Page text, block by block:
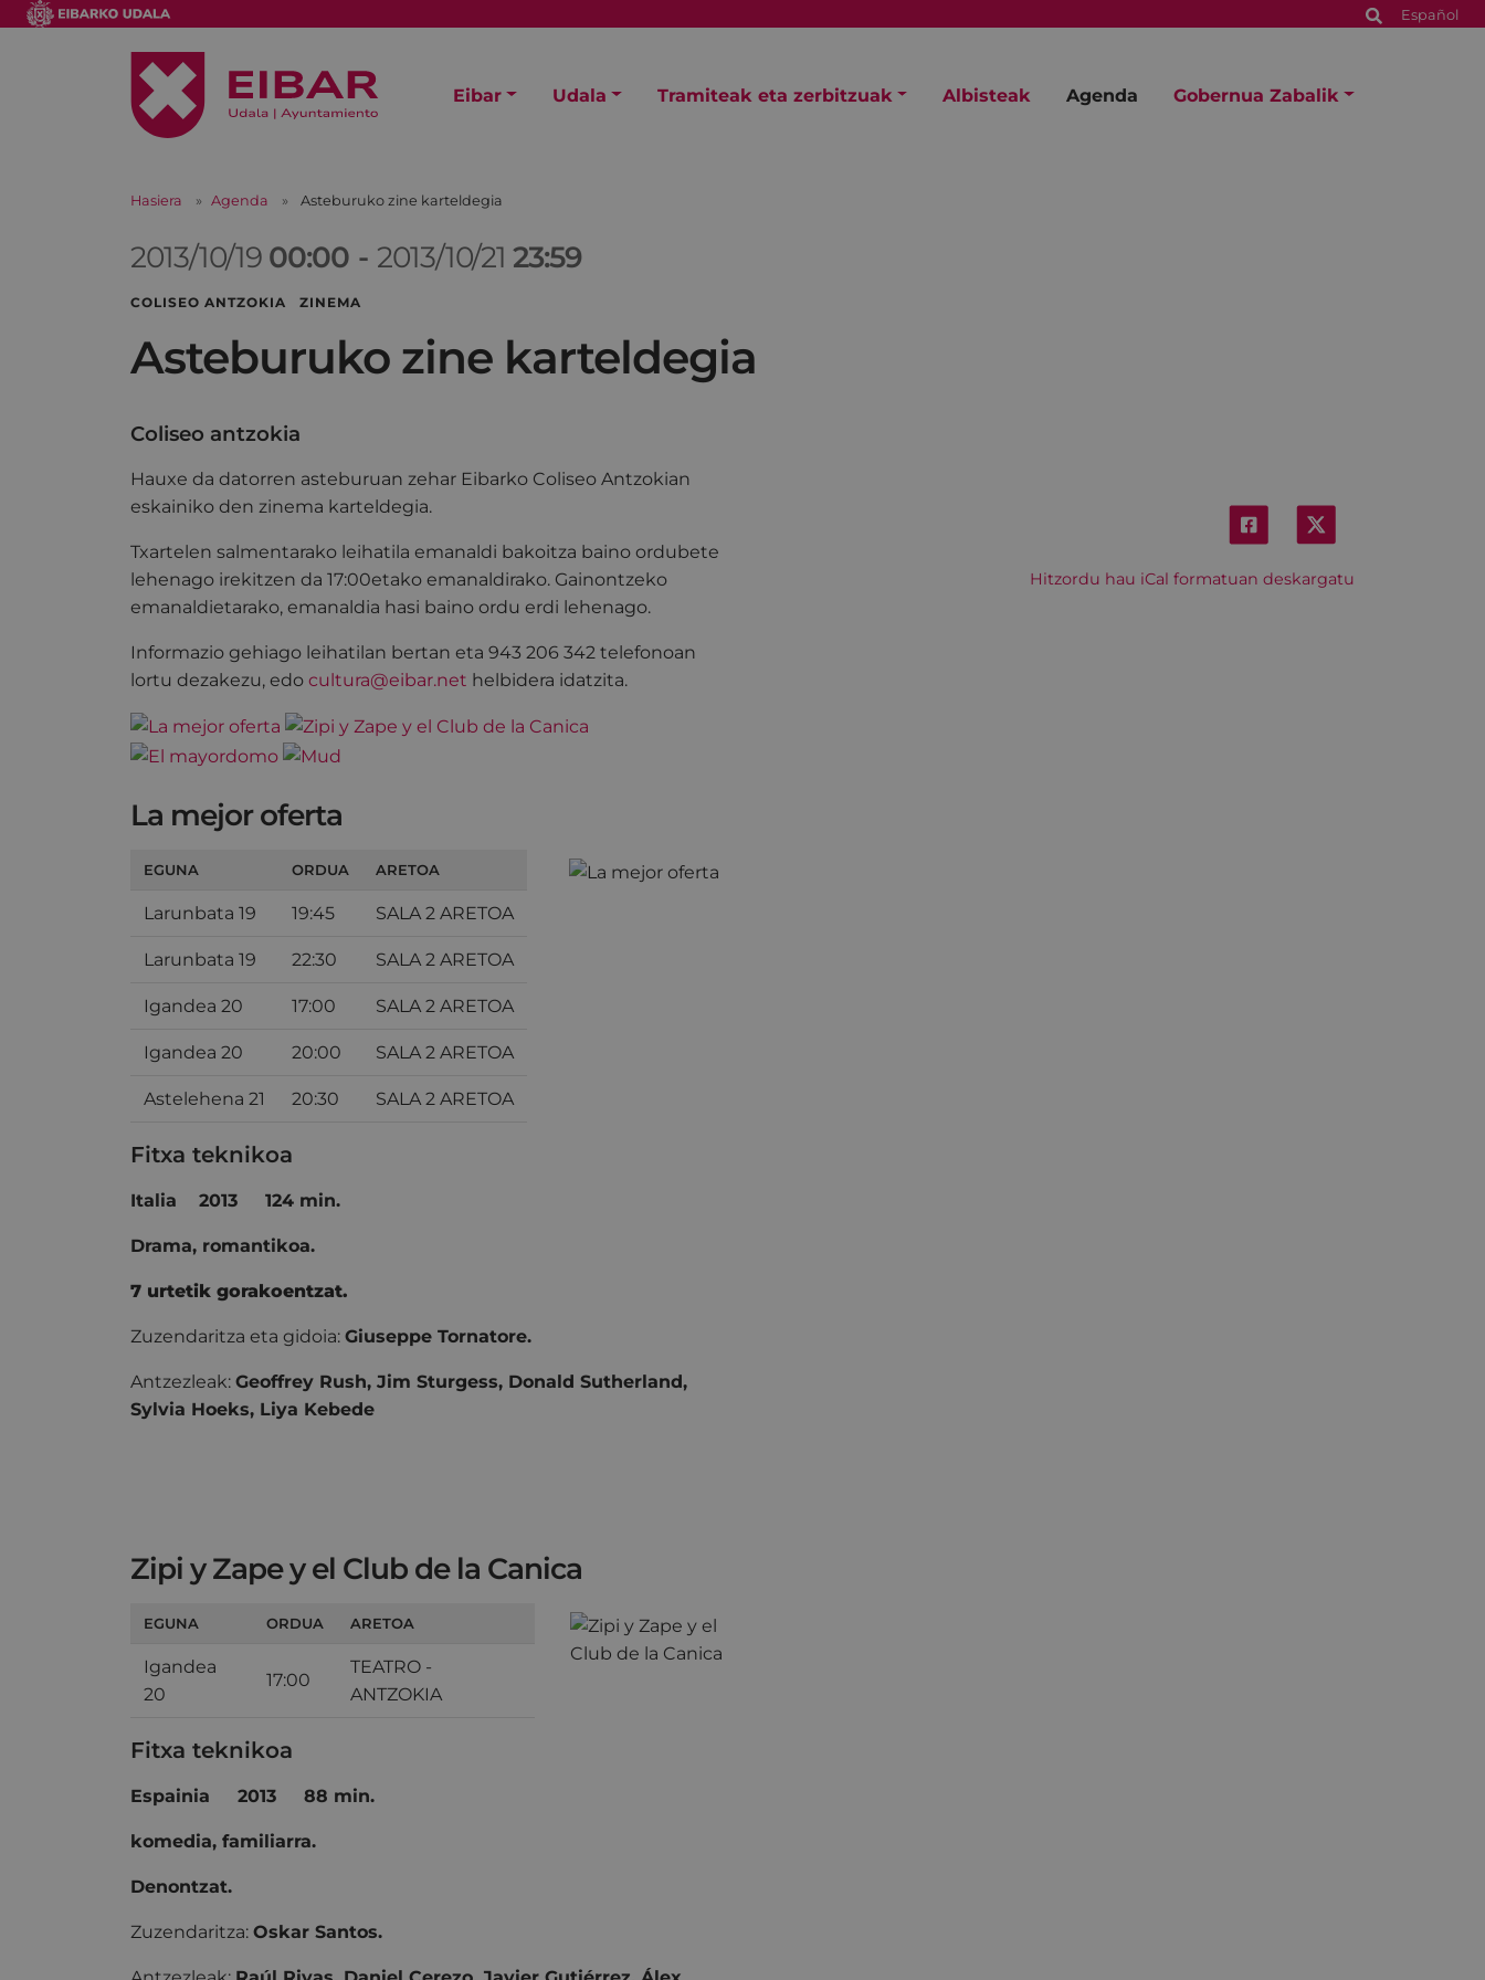
Español
Eibar Udala Tramiteak eta zerbitzuak Albisteak Agenda Gobernua Zabalik
Hasiera Agenda Asteburuko zine karteldegia
2013/10/19 00:00 - 2013/10/21 23:59
COLISEO ANTZOKIA ZINEMA
Asteburuko zine karteldegia
Coliseo antzokia
Hitzordu hau iCal formatuan deskargatu
Hauxe da datorren asteburuan zehar Eibarko Coliseo Antzokian
eskainiko den zinema karteldegia.
Txartelen salmentarako leihatila emanaldi bakoitza baino ordubete
lehenago irekitzen da 17:00etako emanaldirako. Gainontzeko
emanaldietarako, emanaldia hasi baino ordu erdi lehenago.
Informazio gehiago leihatilan bertan eta 943 206 342 telefonoan
lortu dezakezu, edo cultura@eibar.net helbidera idatzita.
La mejor oferta
EGUNA ORDUA ARETOA
Larunbata 19 19:45 SALA 2 ARETOA
Larunbata 19 22:30 SALA 2 ARETOA
Igandea 20 17:00 SALA 2 ARETOA
Igandea 20 20:00 SALA 2 ARETOA
Astelehena 21 20:30 SALA 2 ARETOA
Fitxa teknikoa
Italia 2013 124 min.
Drama, romantikoa.
7 urtetik gorakoentzat.
Zuzendaritza eta gidoia: Giuseppe Tornatore.
Antzezleak: Geoffrey Rush, Jim Sturgess, Donald Sutherland,
Sylvia Hoeks, Liya Kebede
Zipi y Zape y el Club de la Canica
EGUNA ORDUA ARETOA
Igandea
20
17:00
TEATRO -
ANTZOKIA
Fitxa teknikoa
Espainia 2013 88 min.
komedia, familiarra.
Denontzat.
Zuzendaritza: Oskar Santos.